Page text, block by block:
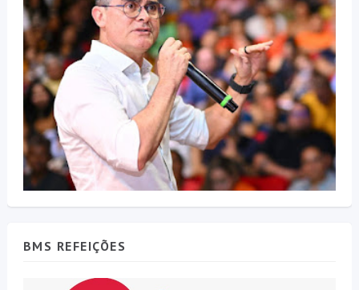
BMS REFEIÇÕES